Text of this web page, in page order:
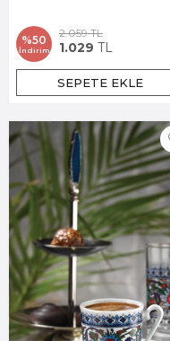
%50
İndirim
2.059TL
1.029 TL
SEPETE EKLE